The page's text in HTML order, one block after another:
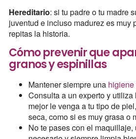
Hereditario: si tu padre o tu madre
juventud e incluso madurez es muy
repitas la historia.
Cómo prevenir que
granos y espinillas
Mantener siempre una
Consulta a un experto y
mejor le venga a tu tipo de
seca, como si es muy grasa o
No te pases con el